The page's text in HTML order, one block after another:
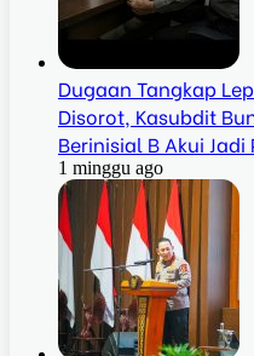
Dugaan Tangkap
Disorot, Kasubdit
Berinisial B Akui
1 minggu ago